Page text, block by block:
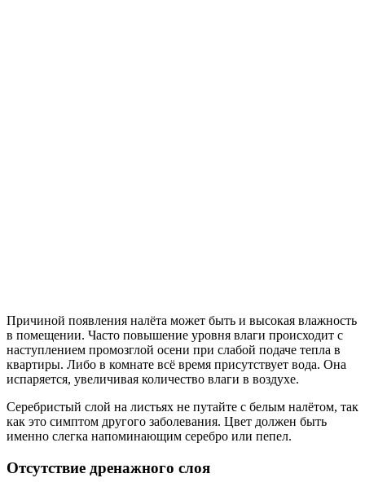
Причиной появления налёта может быть и высокая влажность
в помещении. Часто повышение уровня влаги происходит с
наступлением промозглой осени при слабой подаче тепла в
квартиры. Либо в комнате всё время присутствует вода. Она
испаряется, увеличивая количество влаги в воздухе.
Серебристый слой на листьях не путайте с белым налётом, так
как это симптом другого заболевания. Цвет должен быть
именно слегка напоминающим серебро или пепел.
Отсутствие дренажного слоя